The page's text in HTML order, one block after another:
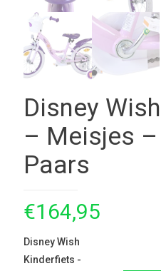
Disney
– Meisjes
Paars
€164,95
Disney Wish
Kinderfiets -